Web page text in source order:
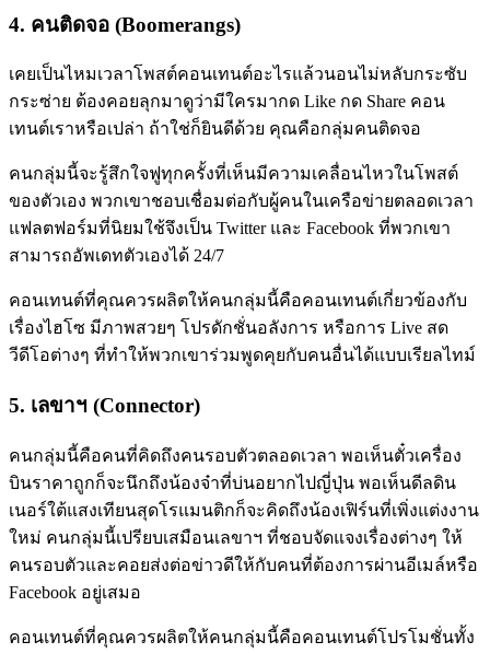
4. คนติดจอ (Boomerangs)
เคยเป็นไหมเวลาโพสต์คอนเทนต์อะไรแล้วนอนไม่หลับกระซับ
กระซ่าย ต้องคอยลุกมาดูว่ามีใครมากด Like กด Share คอน
เทนต์เราหรือเปล่า ถ้าใช่ก็ยินดีด้วย คุณคือกลุ่มคนติดจอ
คนกลุ่มนี้จะรู้สึกใจฟูทุกครั้งที่เห็นมีความเคลื่อนไหวในโพสต์
ของตัวเอง พวกเขาชอบเชื่อมต่อกับผู้คนในเครือข่ายตลอดเวลา
แฟลตฟอร์มที่นิยมใช้จึงเป็น Twitter และ Facebook ที่พวกเขา
สามารถอัพเดทตัวเองได้ 24/7
คอนเทนต์ที่คุณควรผลิตให้คนกลุ่มนี้คือคอนเทนต์เกี่ยวข้องกับ
เรื่องไฮโซ มีภาพสวยๆ โปรดักชั่นอลังการ หรือการ Live สด
วีดีโอต่างๆ ที่ทำให้พวกเขาร่วมพูดคุยกับคนอื่นได้แบบเรียลไทม์
5. เลขาฯ (Connector)
คนกลุ่มนี้คือคนที่คิดถึงคนรอบตัวตลอดเวลา พอเห็นตั๋วเครื่อง
บินราคาถูกก็จะนึกถึงน้องจ๋าที่บ่นอยากไปญี่ปุ่น พอเห็นดีลดิน
เนอร์ใต้แสงเทียนสุดโรแมนติกก็จะคิดถึงน้องเฟิร์นที่เพิ่งแต่งงาน
ใหม่ คนกลุ่มนี้เปรียบเสมือนเลขาฯ ที่ชอบจัดแจงเรื่องต่างๆ ให้
คนรอบตัวและคอยส่งต่อข่าวดีให้กับคนที่ต้องการผ่านอีเมล์หรือ
Facebook อยู่เสมอ
คอนเทนต์ที่คุณควรผลิตให้คนกลุ่มนี้คือคอนเทนต์โปรโมชั่นทั้ง